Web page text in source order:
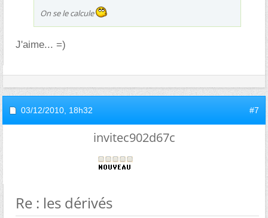
On se le calcule
J'aime... =)
03/12/2010, 18h32 #7
invitec902d67c
Re : les dérivés